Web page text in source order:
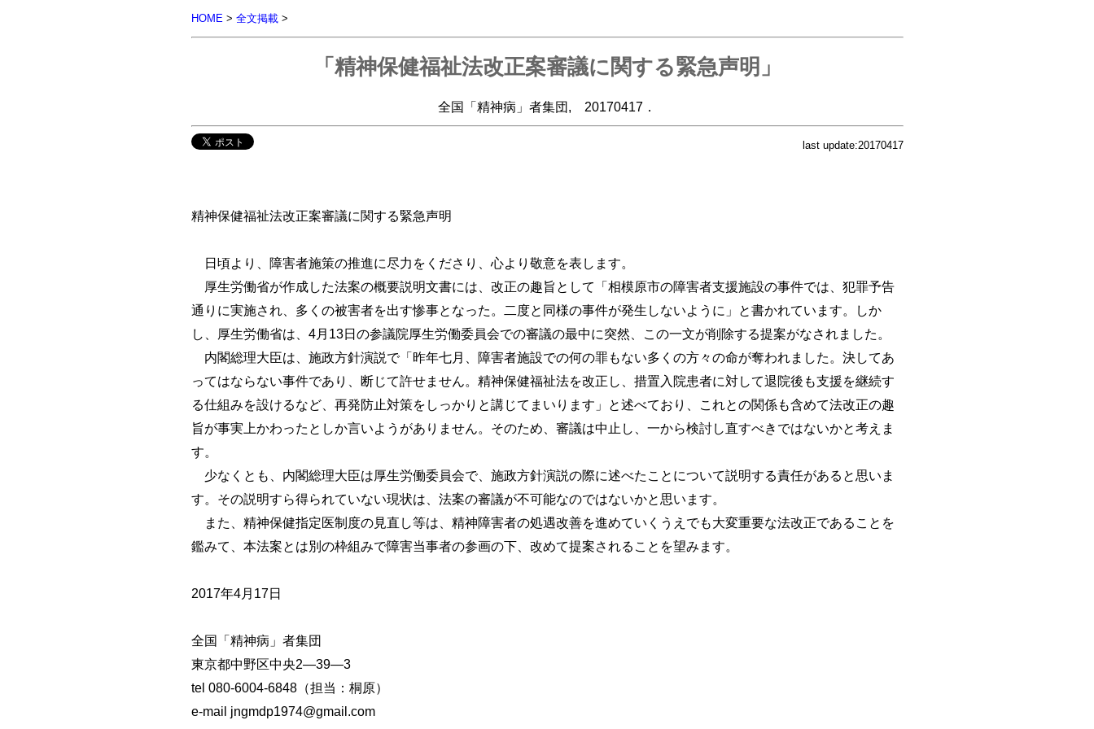
HOME> 全文掲載>
「精神保健福祉法改正案審議に関する緊急声明」
全国「精神病」者集団, 20170417．
last update:20170417
精神保健福祉法改正案審議に関する緊急声明
日頃より、障害者施策の推進に尽力をくださり、心より敬意を表します。
厚生労働省が作成した法案の概要説明文書には、改正の趣旨として「相模原市の障害者支援施設の事件では、犯罪予告
通りに実施され、多くの被害者を出す惨事となった。二度と同様の事件が発生しないように」と書かれています。しか
し、厚生労働省は、4月13日の参議院厚生労働委員会での審議の最中に突然、この一文が削除する提案がなされました。
内閣総理大臣は、施政方針演説で「昨年七月、障害者施設での何の罪もない多くの方々の命が奪われました。決してあ
ってはならない事件であり、断じて許せません。精神保健福祉法を改正し、措置入院患者に対して退院後も支援を継続す
る仕組みを設けるなど、再発防止対策をしっかりと講じてまいります」と述べており、これとの関係も含めて法改正の趣
旨が事実上かわったとしか言いようがありません。そのため、審議は中止し、一から検討し直すべきではないかと考えま
す。
少なくとも、内閣総理大臣は厚生労働委員会で、施政方針演説の際に述べたことについて説明する責任があると思いま
す。その説明すら得られていない現状は、法案の審議が不可能なのではないかと思います。
また、精神保健指定医制度の見直し等は、精神障害者の処遇改善を進めていくうえでも大変重要な法改正であることを
鑑みて、本法案とは別の枠組みで障害当事者の参画の下、改めて提案されることを望みます。
2017年4月17日
全国「精神病」者集団
東京都中野区中央2―39―3
tel 080-6004-6848（担当：桐原）
e-mail jngmdp1974@gmail.com